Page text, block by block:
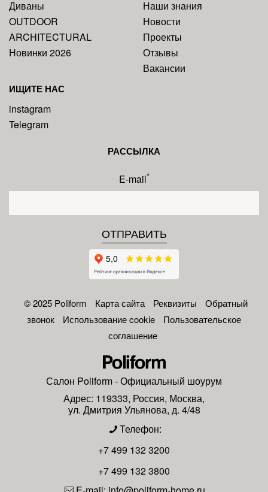
Диваны
OUTDOOR
ARCHITECTURAL
Новинки 2026
Наши знания
Новости
Проекты
Отзывы
Вакансии
ИЩИТЕ НАС
instagram
Telegram
РАССЫЛКА
E-mail*
© 2025 Poliform Карта сайта Реквизиты
Обратный
звонок
Использование cookie
Пользовательское
соглашение
Салон Poliform- Официальный шоурум
Адрес: 119333, Россия, Москва,
ул. Дмитрия Ульянова, д. 4/48
Телефон:
+7 499 132 3200
+7 499 132 3800